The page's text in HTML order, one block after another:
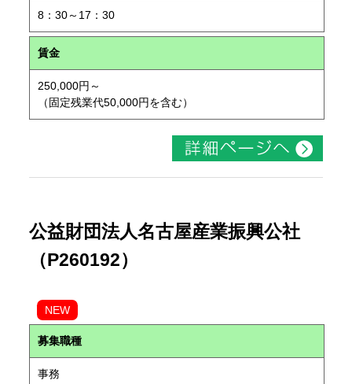
8：30～17：30
賃金
250,000円～
（固定残業代50,000円を含む）
公益財団法人名古屋産業振興公社
（P260192）
NEW
募集職種
事務